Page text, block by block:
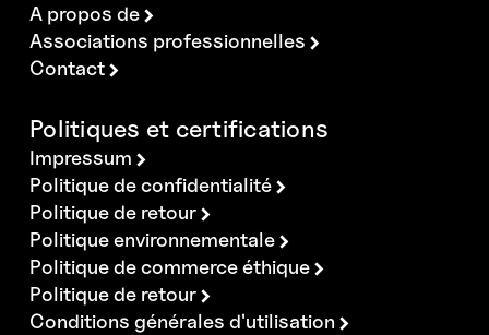
A propos de
Associations professionnelles
Contact
Politiques et certifications
Impressum
Politique de confidentialité
Politique de retour
Politique environnementale
Politique de commerce éthique
Politique de retour
Conditions générales d'utilisation